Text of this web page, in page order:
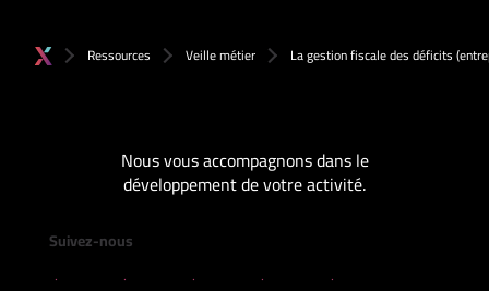
Ressources Veille métier La gestion fiscale des déficits
Nous vous accompagnons dans le
développement de votre activité.
Suivez-nous